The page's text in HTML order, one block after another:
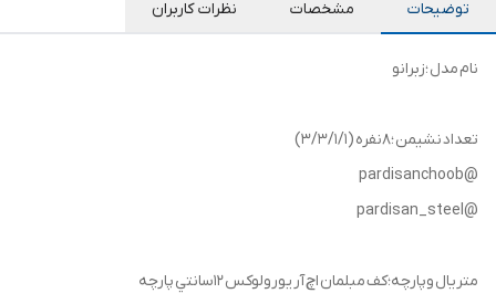
توضیحات مشخصات نظرات کاربران
نام مدل ؛زبرانو
تعداد نشيمن ؛٨نفره (3/3/1/1)
@pardisanchoob
@pardisan_steel
متريال وپارچه؛كف مبلمان اچ آر يورولوكس ١٢سانتي پارچه